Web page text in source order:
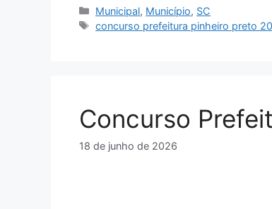
Categorias
Municipal, Município, SC
Tags
concurso prefeitura pinheiro preto
Concurso
18 de junho de 2026